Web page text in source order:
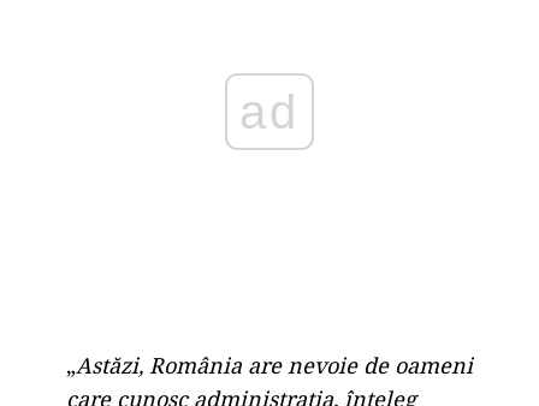
ad
„Astăzi, România are nevoie de oameni
care cunosc administrația, înțeleg